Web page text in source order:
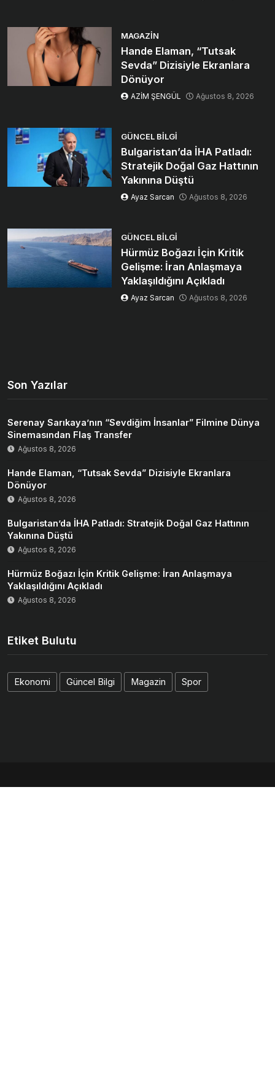
MAGAZIN
Hande Elaman, “Tutsak
Sevda” Dizisiyle Ekranlara
Dönüyor
AZİM ŞENGÜL Ağustos 8, 2026
GÜNCEL BILGI
Bulgaristan’da İHA Patladı:
Stratejik Doğal Gaz Hattının
Yakınına Düştü
Ayaz Sarcan Ağustos 8, 2026
GÜNCEL BILGI
Hürmüz Boğazı İçin Kritik
Gelişme: İran Anlaşmaya
Yaklaşıldığını Açıkladı
Ayaz Sarcan Ağustos 8, 2026
Son Yazılar
Serenay Sarıkaya’nın “Sevdiğim İnsanlar” Filmine Dünya
Sinemasından Flaş Transfer
Ağustos 8, 2026
Hande Elaman, “Tutsak Sevda” Dizisiyle Ekranlara
Dönüyor
Ağustos 8, 2026
Bulgaristan’da İHA Patladı: Stratejik Doğal Gaz Hattının
Yakınına Düştü
Ağustos 8, 2026
Hürmüz Boğazı İçin Kritik Gelişme: İran Anlaşmaya
Yaklaşıldığını Açıkladı
Ağustos 8, 2026
Etiket Bulutu
Ekonomi Güncel Bilgi Magazin Spor